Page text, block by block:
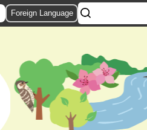
Foreign Language